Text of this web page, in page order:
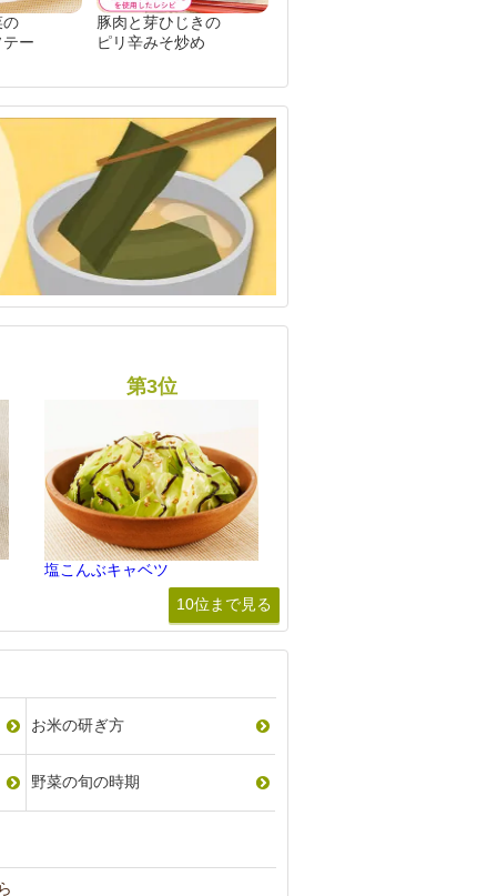
の
ー
豚肉と芽ひじきの
ピリ辛みそ炒め
塩こんぶキャベツ
10位まで見る
お米の研ぎ方
野菜の旬の時期